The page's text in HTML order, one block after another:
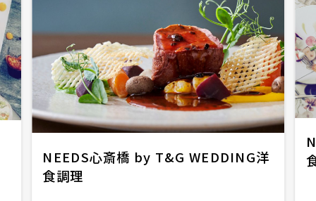
NEEDS心斎橋 by T&G WEDDING洋
食調理